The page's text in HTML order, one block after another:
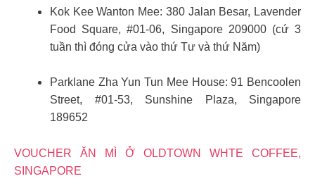
Kok Kee Wanton Mee: 380 Jalan Besar, Lavender
Food Square, #01-06, Singapore 209000 (cứ 3
tuần thì đóng cửa vào thứ Tư và thứ Năm)
Parklane Zha Yun Tun Mee House: 91 Bencoolen
Street, #01-53, Sunshine Plaza, Singapore
189652
VOUCHER ĂN MÌ Ở OLDTOWN WHTE COFFEE,
SINGAPORE